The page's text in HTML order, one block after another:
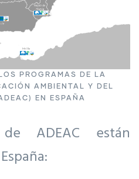
PROGRAMAS DE LA
AMBIENTAL Y DEL
EN ESPAÑA
ADEAC están